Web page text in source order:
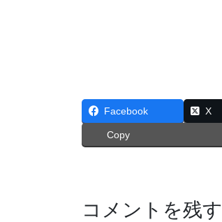
Facebook X
Copy
コメントを残す